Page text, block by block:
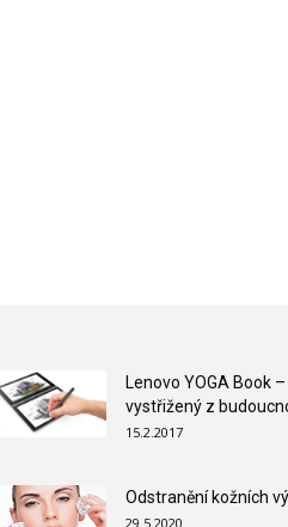
Lenovo YOGA Book
vystřižený z
15.2.2017
Odstranění kožních
29.5.2020